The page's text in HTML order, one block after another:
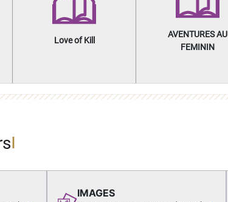
Love of Kill
AVENTURES AU
FEMININ
IMAGES